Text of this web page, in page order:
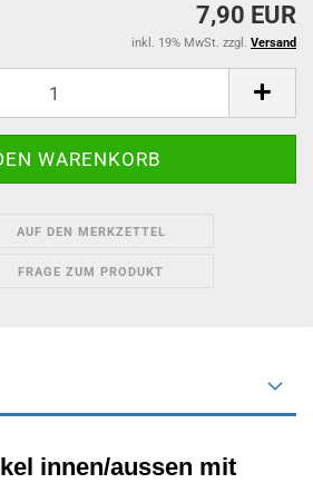
7,90 EUR
inkl. 19% MwSt. zzgl. Versand
AUF DEN MERKZETTEL
FRAGE ZUM PRODUKT
innen/aussen mit